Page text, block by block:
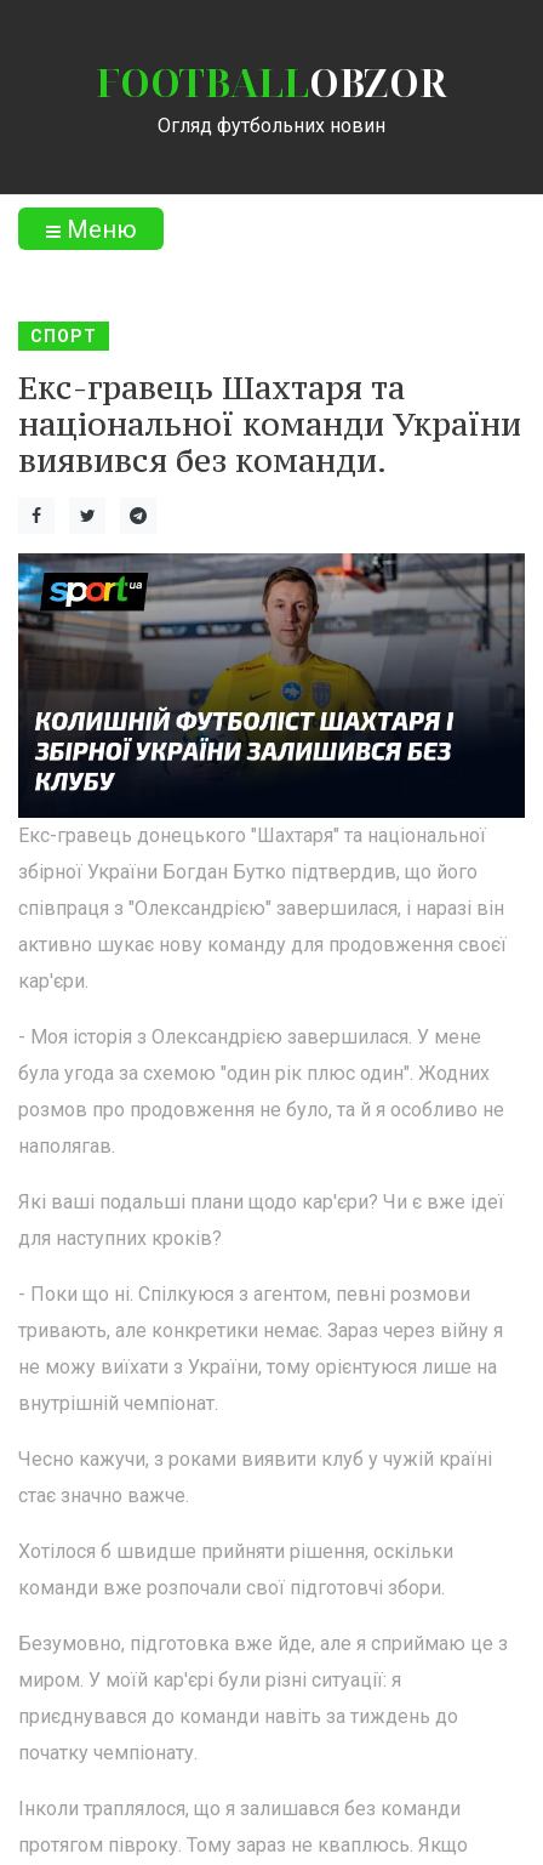
FOOTBALLOBZOR
Огляд футбольних новин
Меню
СПОРТ
Екс-гравець Шахтаря та
національної команди України
виявився без команди.
Екс-гравець донецького "Шахтаря" та національної
збірної України Богдан Бутко підтвердив, що його
співпраця з "Олександрією" завершилася, і наразі він
активно шукає нову команду для продовження своєї
кар'єри.
- Моя історія з Олександрією завершилася. У мене
була угода за схемою "один рік плюс один". Жодних
розмов про продовження не було, та й я особливо не
наполягав.
Які ваші подальші плани щодо кар'єри? Чи є вже ідеї
для наступних кроків?
- Поки що ні. Спілкуюся з агентом, певні розмови
тривають, але конкретики немає. Зараз через війну я
не можу виїхати з України, тому орієнтуюся лише на
внутрішній чемпіонат.
Чесно кажучи, з роками виявити клуб у чужій країні
стає значно важче.
Хотілося б швидше прийняти рішення, оскільки
команди вже розпочали свої підготовчі збори.
Безумовно, підготовка вже йде, але я сприймаю це з
миром. У моїй кар'єрі були різні ситуації: я
приєднувався до команди навіть за тиждень до
початку чемпіонату.
Інколи траплялося, що я залишався без команди
протягом півроку. Тому зараз не кваплюсь. Якщо